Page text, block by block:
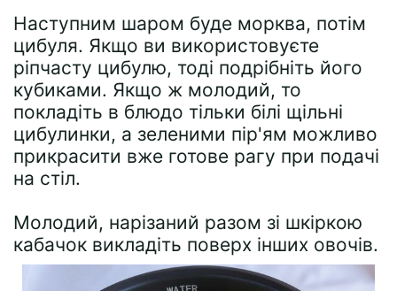
Наступним шаром буде морква, потім
цибуля. Якщо ви використовуєте
ріпчасту цибулю, тоді подрібніть його
кубиками. Якщо ж молодий, то
покладіть в блюдо тільки білі щільні
цибулинки, а зеленими пір'ям можливо
прикрасити вже готове рагу при подачі
на стіл.
Молодий, нарізаний разом зі шкіркою
кабачок викладіть поверх інших овочів.